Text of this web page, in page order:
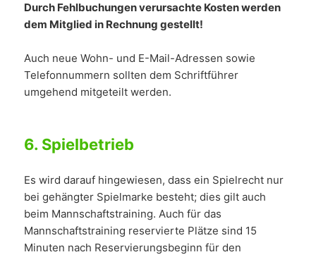
Durch Fehlbuchungen verursachte Kosten werden
dem Mitglied in Rechnung gestellt!
Auch neue Wohn- und E-Mail-Adressen sowie
Telefonnummern sollten dem Schriftführer
umgehend mitgeteilt werden.
6. Spielbetrieb
Es wird darauf hingewiesen, dass ein Spielrecht nur
bei gehängter Spielmarke besteht; dies gilt auch
beim Mannschaftstraining. Auch für das
Mannschaftstraining reservierte Plätze sind 15
Minuten nach Reservierungsbeginn für den